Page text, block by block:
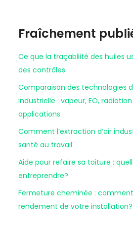
Fraîchement
Ce que la traçabilité des huiles
des contrôles
Comparaison des technologies
industrielle : vapeur, EO,
applications
Comment l’extraction d’air
santé au travail
Aide pour refaire sa toiture :
entreprendre?
Fermeture cheminée :
rendement de votre installation?